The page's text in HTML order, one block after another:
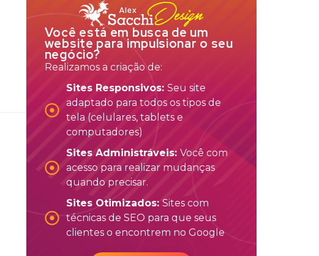
Você está em busca de um
website para impulsionar o seu
negócio?
Realizamos a criação de:
Sites Responsivos: Seu site
adaptado para todos os tipos de
tela (celulares, tablets e
computadores)
Sites Administráveis: Você com
acesso para realizar mudanças
quando precisar.
Sites Otimizados: Sites com
técnicas de SEO para que seus
clientes o encontrem no Google